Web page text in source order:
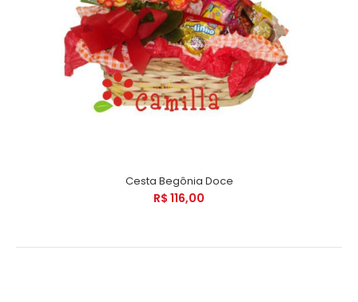
Cesta Begônia Doce
R$ 116,00